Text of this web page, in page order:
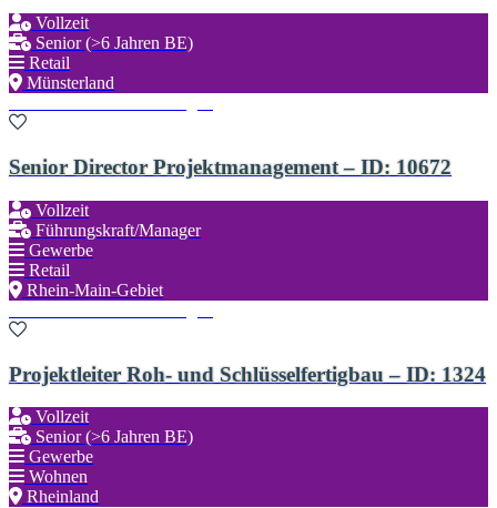
Vollzeit
Senior (>6 Jahren BE)
Retail
Münsterland
Senior Director Projektmanagement – ID: 10672
Vollzeit
Führungskraft/Manager
Gewerbe
Retail
Rhein-Main-Gebiet
Projektleiter Roh- und Schlüsselfertigbau – ID: 1324
Vollzeit
Senior (>6 Jahren BE)
Gewerbe
Wohnen
Rheinland